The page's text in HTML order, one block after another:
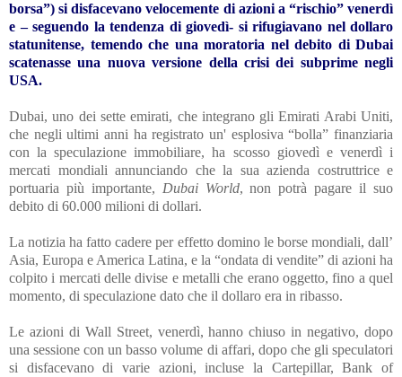
borsa”) si disfacevano velocemente di azioni a “rischio” venerdì
e – seguendo la tendenza di giovedì- si rifugiavano nel dollaro
statunitense, temendo che una moratoria nel debito di Dubai
scatenasse una nuova versione della crisi dei subprime negli
USA.
Dubai, uno dei sette emirati, che integrano gli Emirati Arabi Uniti,
che negli ultimi anni ha registrato un' esplosiva “bolla” finanziaria
con la speculazioneimmobiliare, ha scosso giovedì e venerdì i
mercati mondiali annunciando che la sua azienda costruttrice e
portuaria più importante, Dubai World, non potrà pagare il suo
debito di 60.000 milioni di dollari.
La notizia ha fatto cadere per effetto domino le borse mondiali, dall’
Asia, Europa e America Latina, e la “ondata di vendite” di azioni ha
colpito i mercati delle divise e metalli che erano oggetto, fino a quel
momento, di speculazione dato che il dollaro era in ribasso.
Le azioni di Wall Street, venerdì, hanno chiuso in negativo, dopo
una sessione con un basso volume di affari, dopo che gli speculatori
si disfacevano di varie azioni, incluse la Cartepillar, Bank of